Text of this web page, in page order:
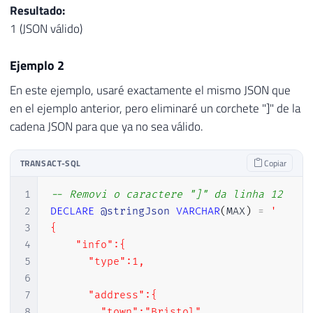
68
69
71
73
74
75
76
77
79
80
81
82
83
84
85
SELECT
SELECT
JSON_QUERY(@stringJson ,
JSON_VALUE(@stringJson
SELECT
JSON_VALUE( @stringJson ,
-- Quando usar o JSON_VALUE para
JSON_VALUE
@stringJson
Resultado:
1 (JSON válido)
Ejemplo 2
En este ejemplo, usaré exactamente el mismo JSON que
en el ejemplo anterior, pero eliminaré un corchete "]" de la
cadena JSON para que ya no sea válido.
TRANSACT-SQL Copiar
1
2
3
4
5
6
7
-- Removi o caractere "]" da linha 12
DECLARE @stringJson VARCHAR(MAX) =
'
{
    "info":{
      "type":1,
      "address":{